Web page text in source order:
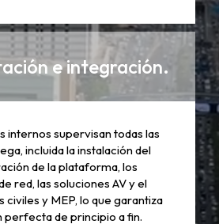
e integración.
internos supervisan todas las
incluida la instalación del
de la plataforma, los
red, las soluciones AV y el
civiles y MEP, lo que garantiza
perfecta de principio a fin.